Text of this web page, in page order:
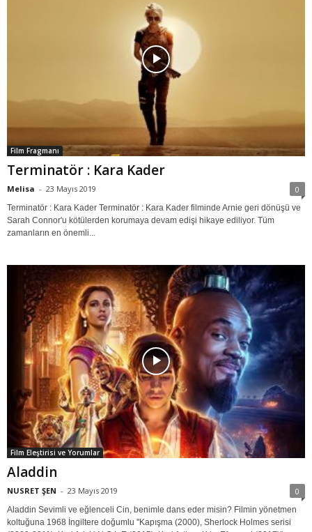
Film Fragmanı
Terminatör : Kara Kader
Melisa - 23 Mayıs 2019 0
Terminatör : Kara Kader Terminatör : Kara Kader filminde Arnie geri dönüşü ve
Sarah Connor'u kötülerden korumaya devam edişi hikaye ediliyor. Tüm
zamanların en önemli...
Film Eleştirisi ve Yorumlar
Aladdin
NUSRET ŞEN - 23 Mayıs 2019 0
Aladdin Sevimli ve eğlenceli Cin, benimle dans eder misin? Filmin yönetmen
koltuğuna 1968 İngiltere doğumlu ''Kapışma (2000), Sherlock Holmes serisi